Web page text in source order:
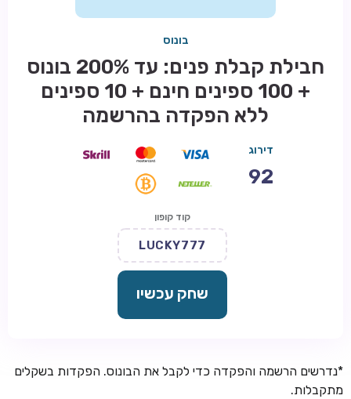
בונוס
חבילת קבלת פנים: עד 200% בונוס
+ 100 ספינים חינם + 10 ספינים
ללא הפקדה בהרשמה
דירוג
92
קוד קופון
LUCKY777
שחק עכשיו
*נדרשים הרשמה והפקדה כדי לקבל את הבונוס. הפקדות בשקלים
מתקבלות.